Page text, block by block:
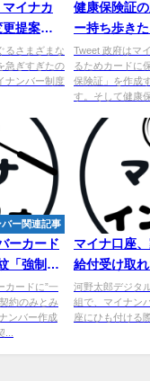
イナカ
更提案
中で混
るさまざまな
急ぎすぎたの
ナンバー制度
健康保険証の
ー持ち歩き
土建一般労
Tweet 政府はマ
るためカードに
保険証」を作成
す。そして健康
ー関連記事
ーカード
「強制で
「任意じ
カードに”一
約のみとみ
ンバー作成
マイナ口座
給付受け取
信 - Nordot
河野太郎デジタ
組で、マイナン
座にひも付ける